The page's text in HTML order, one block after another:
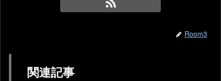
Room3
関連記事